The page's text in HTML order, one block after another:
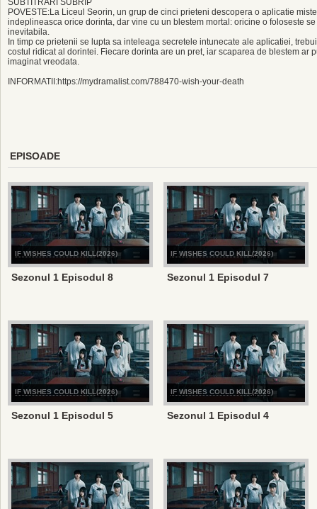
SUBTITRARI SUBRIP
POVESTE:La Liceul Seorin, un grup de cinci prieteni descopera o aplicatie
indeplineasca orice dorinta, dar vine cu un blestem mortal: oricine o foloseste
inevitabila.
In timp ce prietenii se lupta sa inteleaga secretele intunecate ale aplicatiei,
costul ridicat al dorintei. Fiecare dorinta are un pret, iar scaparea de blestem ar
imaginat vreodata.
INFORMATII:https://mydramalist.com/788470-wish-your-death
EPISOADE
IF WISHES COULD KILL(2026)
Sezonul 1 Episodul 8
IF WISHES COULD KILL(2026)
Sezonul 1 Episodul 7
IF WISHES COULD KILL(2026)
Sezonul 1 Episodul 5
IF WISHES COULD KILL(2026)
Sezonul 1 Episodul 4